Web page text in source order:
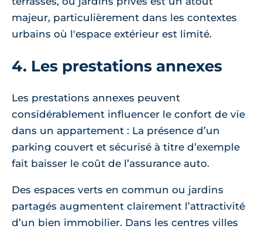
majeur, particulièrement dans les contextes
urbains où l'espace extérieur est limité.
4. Les prestations annexes
Les prestations annexes peuvent
considérablement influencer le confort de vie
dans un appartement : La présence d’un
parking couvert et sécurisé à titre d’exemple
fait baisser le coût de l’assurance auto.
Des espaces verts en commun ou jardins
partagés augmentent clairement l’attractivité
d’un bien immobilier. Dans les centres villes